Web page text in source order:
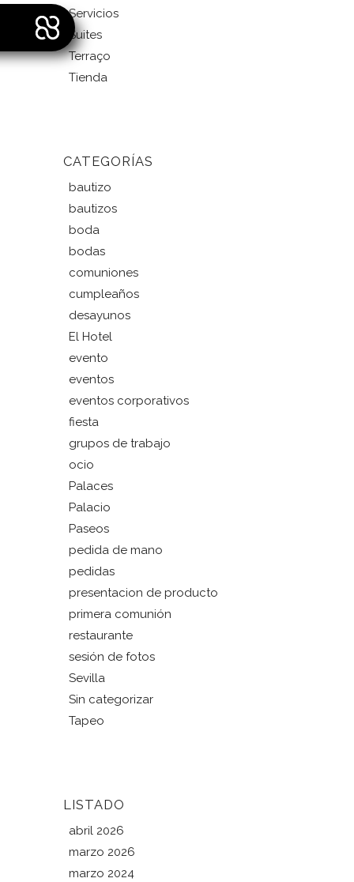
Servicios
Suites
Terraço
Tienda
CATEGORÍAS
bautizo
bautizos
boda
bodas
comuniones
cumpleaños
desayunos
El Hotel
evento
eventos
eventos corporativos
fiesta
grupos de trabajo
ocio
Palaces
Palacio
Paseos
pedida de mano
pedidas
presentacion de producto
primera comunión
restaurante
sesión de fotos
Sevilla
Sin categorizar
Tapeo
LISTADO
abril 2026
marzo 2026
marzo 2024